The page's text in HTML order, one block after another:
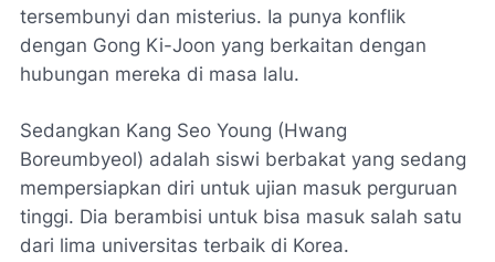
tersembunyi dan misterius. Ia punya konflik
dengan Gong Ki-Joon yang berkaitan dengan
hubungan mereka di masa lalu.
Sedangkan Kang Seo Young (Hwang
Boreumbyeol) adalah siswi berbakat yang sedang
mempersiapkan diri untuk ujian masuk perguruan
tinggi. Dia berambisi untuk bisa masuk salah satu
dari lima universitas terbaik di Korea.